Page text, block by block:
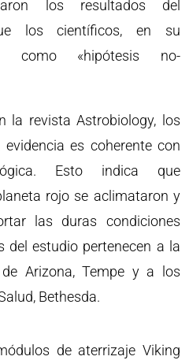
los resultados del
los científicos, en su
como «hipótesis no-
la revista Astrobiology, los
es coherente con
Esto indica que
rojo se aclimataron y
las duras condiciones
del estudio pertenecen a la
Arizona, Tempe y a los
Bethesda.
de aterrizaje Viking